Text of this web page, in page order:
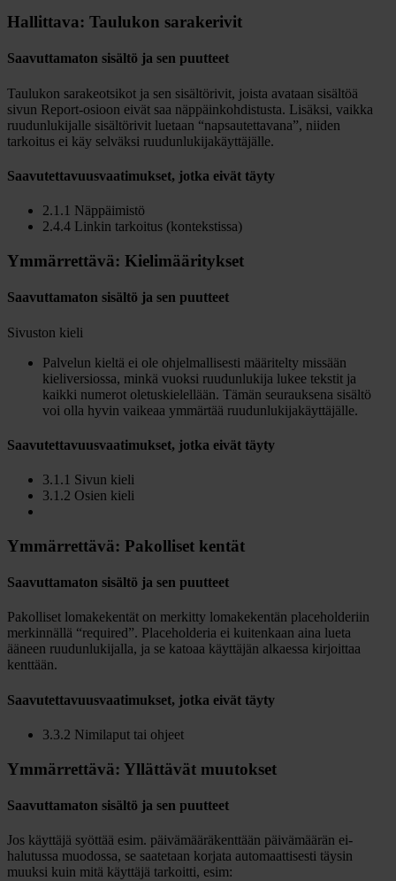
Hallittava: Taulukon sarakerivit
Saavuttamaton sisältö ja sen puutteet
Taulukon sarakeotsikot ja sen sisältörivit, joista avataan sisältöä
sivun Report-osioon eivät saa näppäinkohdistusta. Lisäksi, vaikka
ruudunlukijalle sisältörivit luetaan “napsautettavana”, niiden
tarkoitus ei käy selväksi ruudunlukijakäyttäjälle.
Saavutettavuusvaatimukset, jotka eivät täyty
2.1.1 Näppäimistö
2.4.4 Linkin tarkoitus (kontekstissa)
Ymmärrettävä: Kielimääritykset
Saavuttamaton sisältö ja sen puutteet
Sivuston kieli
Palvelun kieltä ei ole ohjelmallisesti määritelty missään
kieliversiossa, minkä vuoksi ruudunlukija lukee tekstit ja
kaikki numerot oletuskielellään. Tämän seurauksena sisältö
voi olla hyvin vaikeaa ymmärtää ruudunlukijakäyttäjälle.
Saavutettavuusvaatimukset, jotka eivät täyty
3.1.1 Sivun kieli
3.1.2 Osien kieli
Ymmärrettävä: Pakolliset kentät
Saavuttamaton sisältö ja sen puutteet
Pakolliset lomakekentät on merkitty lomakekentän placeholderiin
merkinnällä “required”. Placeholderia ei kuitenkaan aina lueta
ääneen ruudunlukijalla, ja se katoaa käyttäjän alkaessa kirjoittaa
kenttään.
Saavutettavuusvaatimukset, jotka eivät täyty
3.3.2 Nimilaput tai ohjeet
Ymmärrettävä: Yllättävät muutokset
Saavuttamaton sisältö ja sen puutteet
Jos käyttäjä syöttää esim. päivämääräkenttään päivämäärän ei-
halutussa muodossa, se saatetaan korjata automaattisesti täysin
muuksi kuin mitä käyttäjä tarkoitti, esim: